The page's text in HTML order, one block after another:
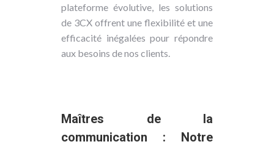
plateforme évolutive, les solutions
de 3CX offrent une flexibilité et une
efficacité inégalées pour répondre
aux besoins de nos clients.
Maîtres de la
communication : Notre